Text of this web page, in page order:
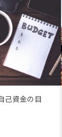
己資金の目